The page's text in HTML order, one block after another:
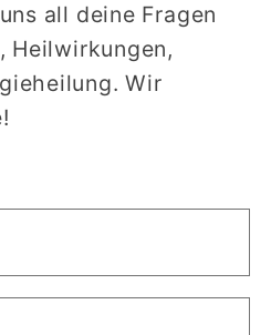
all deine Fragen
Heilwirkungen,
Wir